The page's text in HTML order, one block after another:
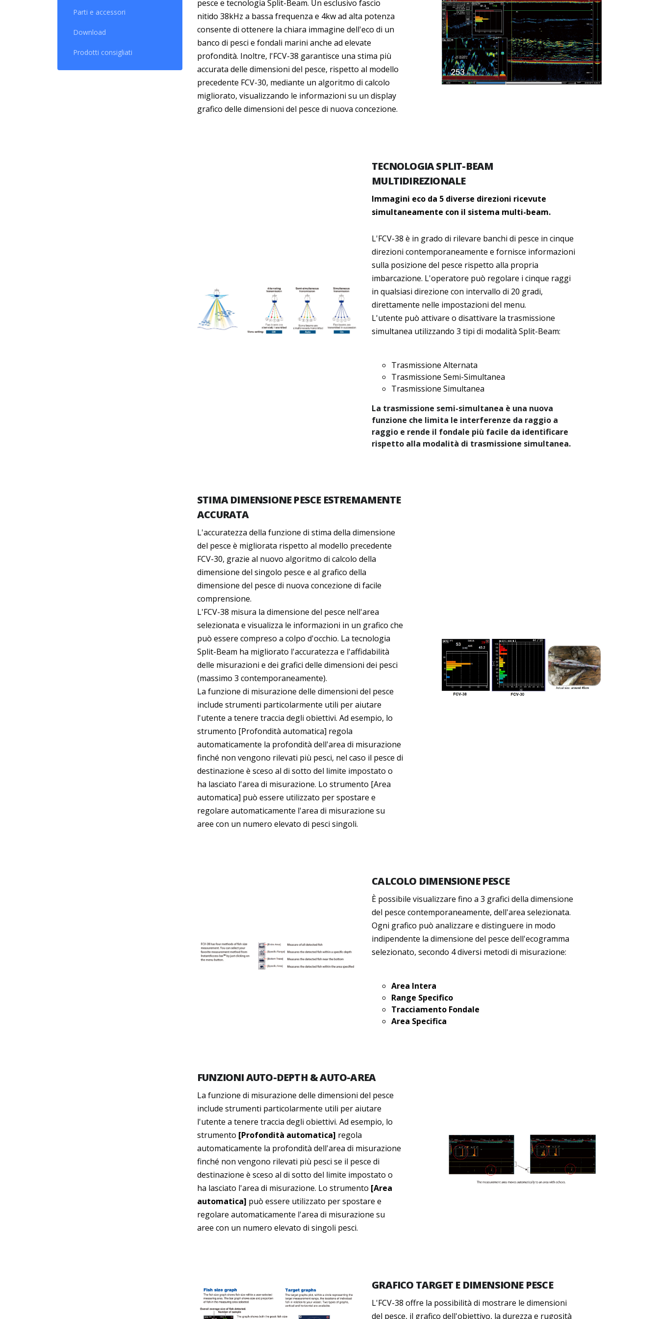
Parti e accessori
Download
Prodotti consigliati
pesce e tecnologia Split-Beam. Un esclusivo fascio
nitido 38kHz a bassa frequenza e 4kw ad alta potenza
consente di ottenere la chiara immagine dell'eco di un
banco di pesci e fondali marini anche ad elevate
profondità. Inoltre, l'FCV-38 garantisce una stima più
accurata delle dimensioni del pesce, rispetto al modello
precedente FCV-30, mediante un algoritmo di calcolo
migliorato, visualizzando le informazioni su un display
grafico delle dimensioni del pesce di nuova concezione.
TECNOLOGIA SPLIT-BEAM
MULTIDIREZIONALE
Immagini eco da 5 diverse direzioni ricevute
simultaneamente con il sistema multi-beam.
L'FCV-38 è in grado di rilevare banchi di pesce in cinque
direzioni contemporaneamente e fornisce informazioni
sulla posizione del pesce rispetto alla propria
imbarcazione. L'operatore può regolare i cinque raggi
in qualsiasi direzione con intervallo di 20 gradi,
direttamente nelle impostazioni del menu.
L'utente può attivare o disattivare la trasmissione
simultanea utilizzando 3 tipi di modalità Split-Beam:
Trasmissione Alternata
Trasmissione Semi-Simultanea
Trasmissione Simultanea
La trasmissione semi-simultanea è una nuova
funzione che limita le interferenze da raggio a
raggio e rende il fondale più facile da identificare
rispetto alla modalità di trasmissione simultanea.
STIMA DIMENSIONE PESCE ESTREMAMENTE
ACCURATA
L'accuratezza della funzione di stima della dimensione
del pesce è migliorata rispetto al modello precedente
FCV-30, grazie al nuovo algoritmo di calcolo della
dimensione del singolo pesce e al grafico della
dimensione del pesce di nuova concezione di facile
comprensione.
L'FCV-38 misura la dimensione del pesce nell'area
selezionata e visualizza le informazioni in un grafico che
può essere compreso a colpo d'occhio. La tecnologia
Split-Beam ha migliorato l'accuratezza e l'affidabilità
delle misurazioni e dei grafici delle dimensioni dei pesci
(massimo 3 contemporaneamente).
La funzione di misurazione delle dimensioni del pesce
include strumenti particolarmente utili per aiutare
l'utente a tenere traccia degli obiettivi. Ad esempio, lo
strumento [Profondità automatica] regola
automaticamente la profondità dell'area di misurazione
finché non vengono rilevati più pesci, nel caso il pesce di
destinazione è sceso al di sotto del limite impostato o
ha lasciato l'area di misurazione. Lo strumento [Area
automatica] può essere utilizzato per spostare e
regolare automaticamente l'area di misurazione su
aree con un numero elevato di pesci singoli.
CALCOLO DIMENSIONE PESCE
È possibile visualizzare fino a 3 grafici della dimensione
del pesce contemporaneamente, dell'area selezionata.
Ogni grafico può analizzare e distinguere in modo
indipendente la dimensione del pesce dell'ecogramma
selezionato, secondo 4 diversi metodi di misurazione:
Area Intera
Range Specifico
Tracciamento Fondale
Area Specifica
FUNZIONI AUTO-DEPTH & AUTO-AREA
La funzione di misurazione delle dimensioni del pesce
include strumenti particolarmente utili per aiutare
l'utente a tenere traccia degli obiettivi. Ad esempio, lo
strumento [Profondità automatica] regola
automaticamente la profondità dell'area di misurazione
finché non vengono rilevati più pesci se il pesce di
destinazione è sceso al di sotto del limite impostato o
ha lasciato l'area di misurazione. Lo strumento [Area
automatica] può essere utilizzato per spostare e
regolare automaticamente l'area di misurazione su
aree con un numero elevato di singoli pesci.
GRAFICO TARGET E DIMENSIONE PESCE
L'FCV-38 offre la possibilità di mostrare le dimensioni
del pesce, il grafico dell'obiettivo, la durezza e rugosità